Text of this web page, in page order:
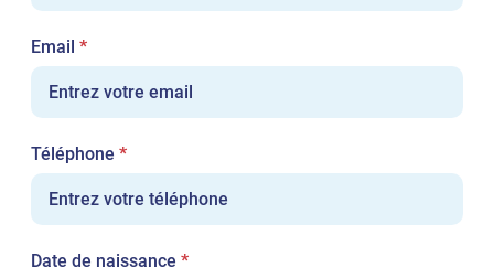
Email *Champ
requis
Téléphone *Champ
requis
Date de naissance *Champ